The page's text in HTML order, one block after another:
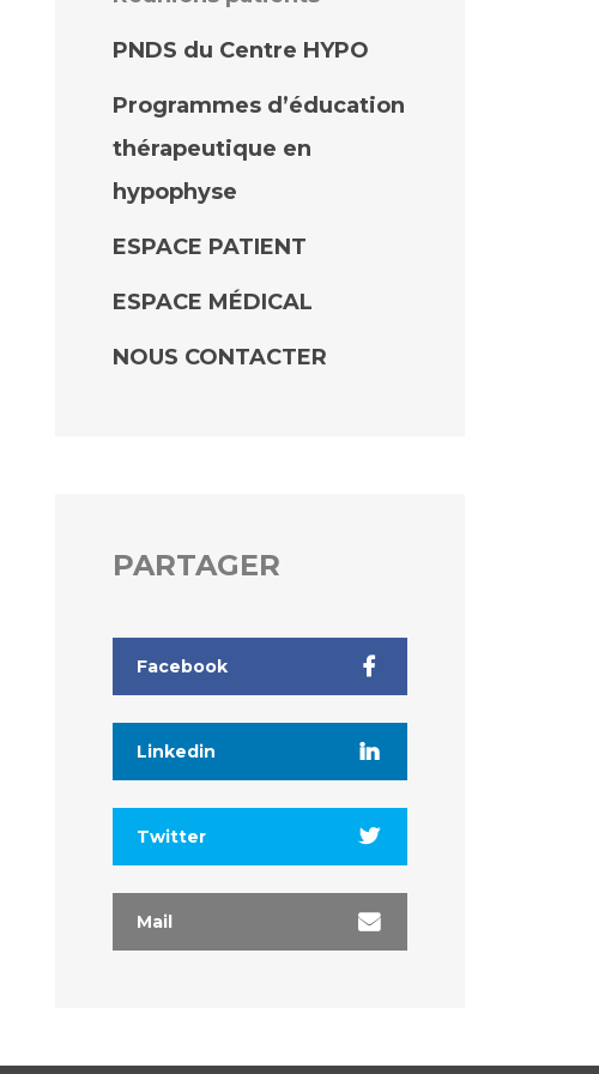
PNDS du Centre HYPO
Programmes d’éducation
thérapeutique en
hypophyse
ESPACE PATIENT
ESPACE MÉDICAL
NOUS CONTACTER
PARTAGER
Facebook
Linkedin
Twitter
Mail